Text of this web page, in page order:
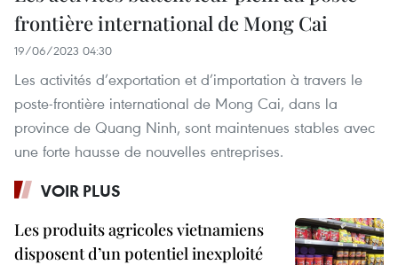
frontière international de Mong Cai
19/06/2023 04:30
Les activités d’exportation et d’importation à travers le
poste-frontière international de Mong Cai, dans la
province de Quang Ninh, sont maintenues stables avec
une forte hausse de nouvelles entreprises.
VOIR PLUS
Les produits agricoles vietnamiens
disposent d’un potentiel inexploité